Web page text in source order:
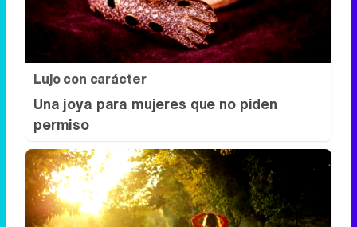
Lujo con carácter
Una joya para mujeres que no piden
permiso